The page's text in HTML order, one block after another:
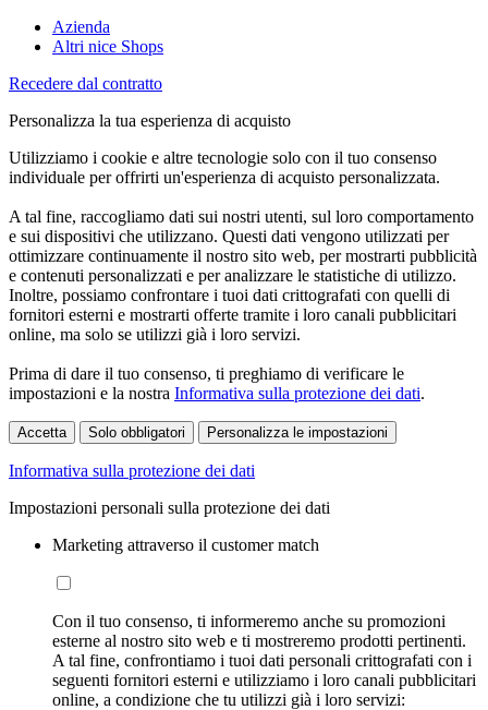
Azienda
Altri nice Shops
Recedere dal contratto
Personalizza la tua esperienza di acquisto
Utilizziamo i cookie e altre tecnologie solo con il tuo consenso
individuale per offrirti un'esperienza di acquisto personalizzata.
A tal fine, raccogliamo dati sui nostri utenti, sul loro comportamento
e sui dispositivi che utilizzano. Questi dati vengono utilizzati per
ottimizzare continuamente il nostro sito web, per mostrarti pubblicità
e contenuti personalizzati e per analizzare le statistiche di utilizzo.
Inoltre, possiamo confrontare i tuoi dati crittografati con quelli di
fornitori esterni e mostrarti offerte tramite i loro canali pubblicitari
online, ma solo se utilizzi già i loro servizi.
Prima di dare il tuo consenso, ti preghiamo di verificare le
impostazioni e la nostra Informativa sulla protezione dei dati.
Accetta Solo obbligatori Personalizza le impostazioni
Informativa sulla protezione dei dati
Impostazioni personali sulla protezione dei dati
Marketing attraverso il customer match
Con il tuo consenso, ti informeremo anche su promozioni
esterne al nostro sito web e ti mostreremo prodotti pertinenti.
A tal fine, confrontiamo i tuoi dati personali crittografati con i
seguenti fornitori esterni e utilizziamo i loro canali pubblicitari
online, a condizione che tu utilizzi già i loro servizi: